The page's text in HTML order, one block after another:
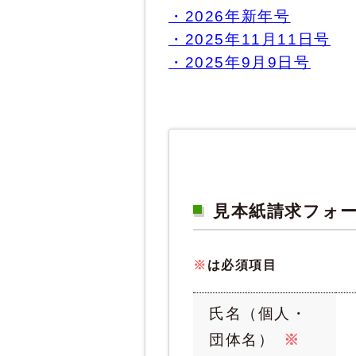
・2026年新年号
・2025年11月11日号
・2025年9月9日号
見本紙請求フォ
※ は必須項目
氏名（個人・
団体名）
※